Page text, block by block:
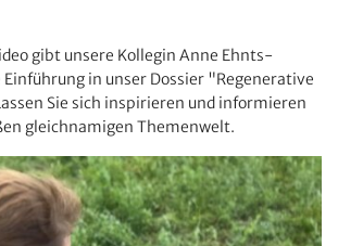
gibt unsere Kollegin Anne Ehnts-
Einführung in unser Dossier "Regenerative
Sie sich inspirieren und informieren
gleichnamigen Themenwelt.